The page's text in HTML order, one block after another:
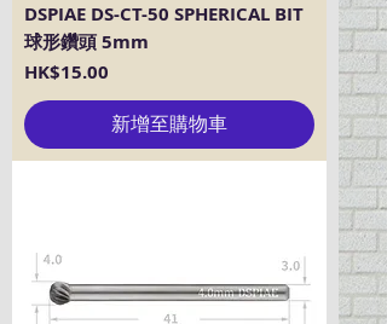
DSPIAE DS-CT-50 SPHERICAL BIT
球形鑽頭 5mm
價格
HK$15.00
新增至購物車